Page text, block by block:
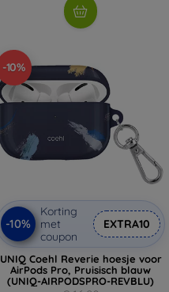
-10%
-10%
Korting
met
coupon
EXTRA10
UNIQ Coehl Reverie hoesje voor
AirPods Pro, Pruisisch blauw
(UNIQ-AIRPODSPRO-REVBLU)